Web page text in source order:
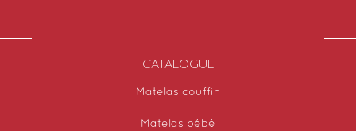
CATALOGUE
Matelas couffin
Matelas bébé